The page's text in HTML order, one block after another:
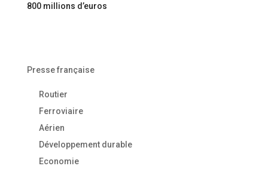
800 millions d’euros
Presse française
Routier
Ferroviaire
Aérien
Développement durable
Economie